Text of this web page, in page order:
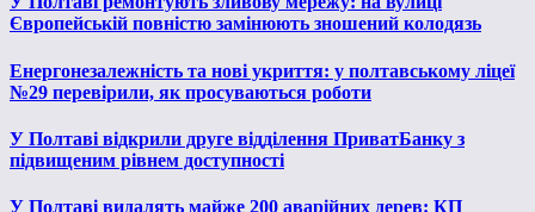
Європейській повністю замінюють зношений колодязь
Енергонезалежність та нові укриття: у полтавському ліцеї
№29 перевірили, як просуваються роботи
У Полтаві відкрили друге відділення ПриватБанку з
підвищеним рівнем доступності
У Полтаві видалять майже 200 аварійних дерев: КП